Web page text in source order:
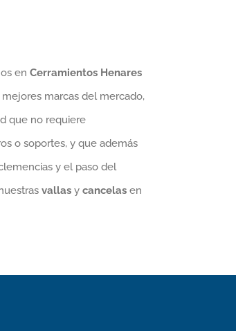
en Cerramientos Henares
marcas del mercado,
que no requiere
o soportes, y que además
y el paso del
vallas y cancelas en